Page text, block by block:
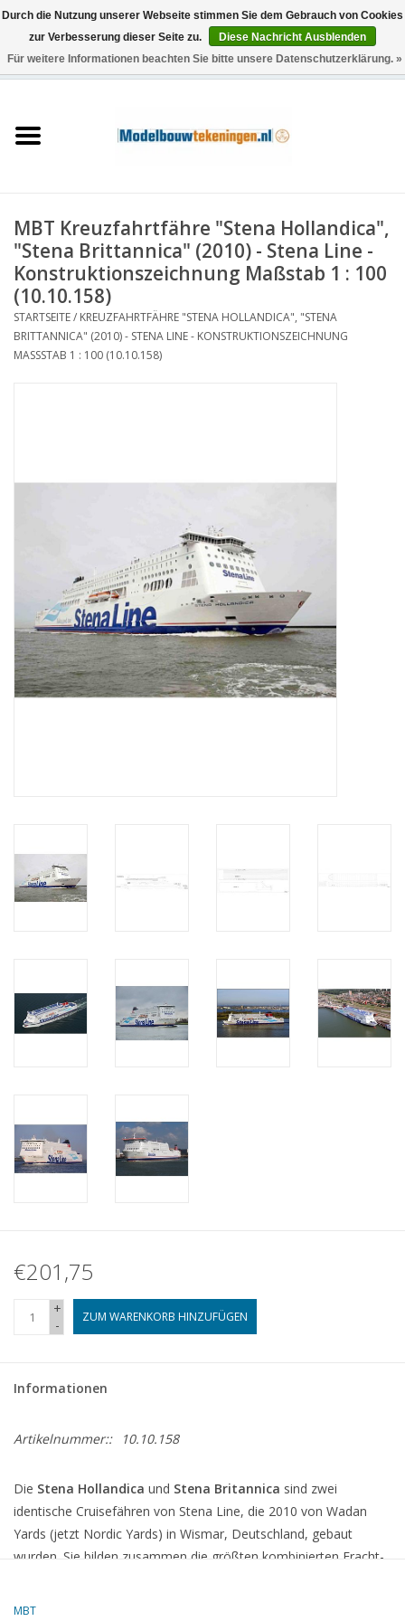
0 Artikel - €0,00
Schiffe
Holzbau
Landschaft
Maschinen
ABONNEMENT DER
MODELLBAUER
Baubeschreibungen
MBT Kreuzfahrtfähre "Stena Hollandica",
"Stena Brittannica" (2010) - Stena Line -
Konstruktionszeichnung Maßstab 1 : 100
(10.10.158)
STARTSEITE/ KREUZFAHRTFÄHRE "STENA HOLLANDICA", "STENA
BRITTANNICA" (2010) - STENA LINE - KONSTRUKTIONSZEICHNUNG
MASSSTAB 1 : 100 (10.10.158)
€201,75
+
-
ZUM WARENKORB HINZUFÜGEN
Informationen
Artikelnummer:: 10.10.158
Die Stena Hollandica und Stena Britannica sind zwei
identische Cruisefähren von Stena Line, die 2010 von Wadan
Yards (jetzt Nordic Yards) in Wismar, Deutschland, gebaut
wurden. Sie bilden zusammen die größten kombinierten Fracht-
MBT
Durch die Nutzung unserer Webseite stimmen Sie dem Gebrauch von Cookies
zur Verbesserung dieser Seite zu.
Diese Nachricht Ausblenden
Für weitere Informationen beachten Sie bitte unsere Datenschutzerklärung. »